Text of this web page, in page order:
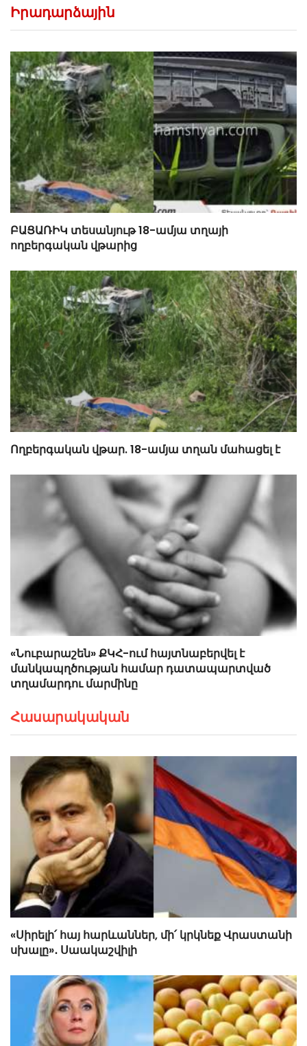
Իրադարձային
ԲԱՑԱՌԻԿ տեսանյութ 18-ամյա տղայի
ողբերգական վթարից
Ողբերգական վթար. 18-ամյա տղան մահացել է
«Նուբարաշեն» ՔԿՀ-ում հայտնաբերվել է
մանկապղծության համար դատապարտված
տղամարդու մարմինը
Հասարակական
«Սիրելի՛ հայ հարևաններ, մի՛ կրկնեք Վրաստանի
սխալը»․ Սաակաշվիլի